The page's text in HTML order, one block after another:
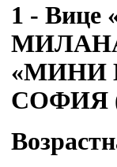
1 -
МИЛАНА
«МИНИ
СОФИЯ